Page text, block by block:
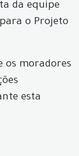
da equipe
o Projeto
os moradores
esta